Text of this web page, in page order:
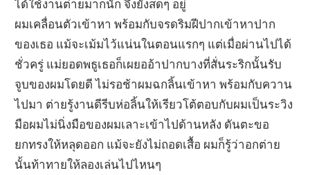
ได้ใช้งานต่ายมากนัก จึงยังสดๆ อยู่
ผมเคลื่อนตัวเข้าหา พร้อมกับจรดริมฝีปากเข้าหาปาก
ของเธอ แม้จะเม้มไว้แน่นในตอนแรกๆ แต่เมื่อผ่านไปได้
ชั่วครู่ แม่ยอดพธูเธอก็เผยออ้าปากบางที่สั่นระริกนั้นรับ
จูบของผมโดยดี ไม่รอช้าผมฉกลิ้นเข้าหา พร้อมกับควาน
ไปมา ต่ายรู้งานดีรีบห่อลิ้นให้เรียวโต้ตอบกับผมเป็นระวิง
มือผมไม่นิ่งมือของผมเลาะเข้าไปด้านหลัง ดันตะขอ
ยกทรงให้หลุดออก แม้จะยังไม่ถอดเสื้อ ผมก็รู้ว่าอกต่าย
นั้นท้าทายให้ลองเล่นไปไหนๆ